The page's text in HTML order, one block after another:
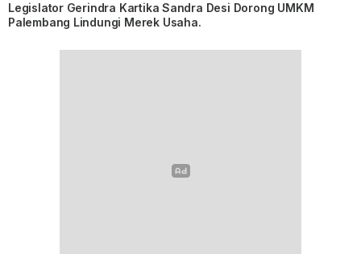
Legislator Gerindra Kartika Sandra Desi Dorong UMKM
Palembang Lindungi Merek Usaha.